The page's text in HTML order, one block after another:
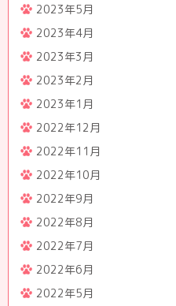
2023年5月
2023年4月
2023年3月
2023年2月
2023年1月
2022年12月
2022年11月
2022年10月
2022年9月
2022年8月
2022年7月
2022年6月
2022年5月